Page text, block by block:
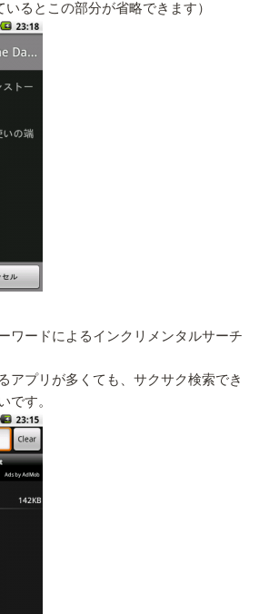
いるとこの部分が省略できます）
ワードによるインクリメンタルサーチ
アプリが多くても、サクサク検索でき
です。